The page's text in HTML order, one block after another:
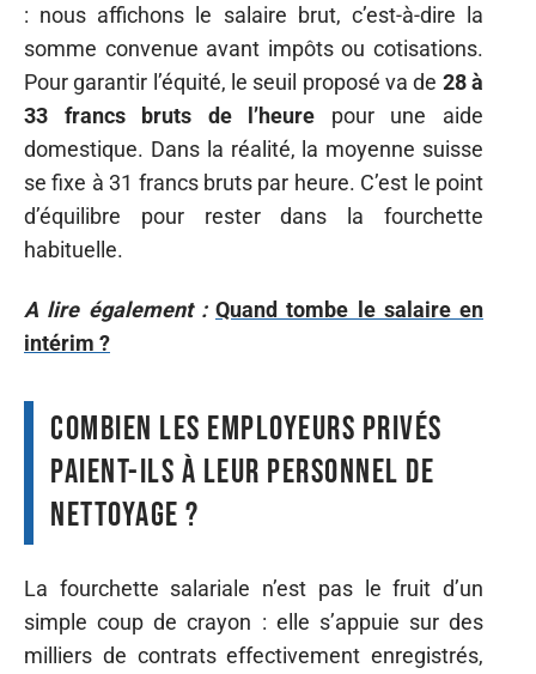
: nous affichons le salaire brut, c’est-à-dire la
somme convenue avant impôts ou cotisations.
Pour garantir l’équité, le seuil proposé va de 28 à
33 francs bruts de l’heure pour une aide
domestique. Dans la réalité, la moyenne suisse
se fixe à 31 francs bruts par heure. C’est le point
d’équilibre pour rester dans la fourchette
habituelle.
A lire également : Quand tombe le salaire en
intérim ?
Combien les employeurs privés
paient-ils à leur personnel de
nettoyage ?
La fourchette salariale n’est pas le fruit d’un
simple coup de crayon : elle s’appuie sur des
milliers de contrats effectivement enregistrés,